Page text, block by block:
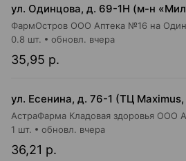
ул. Одинцова, д. 69-1Н (м-н
ФармОстров ООО Аптека №16 на
35,95 р.
0.8 шт. обновл. вчера
36,21 р.
1 шт. обновл. вчера